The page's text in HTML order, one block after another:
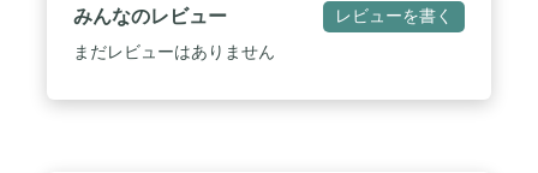
みんなのレビュー レビューを書く
まだレビューはありません